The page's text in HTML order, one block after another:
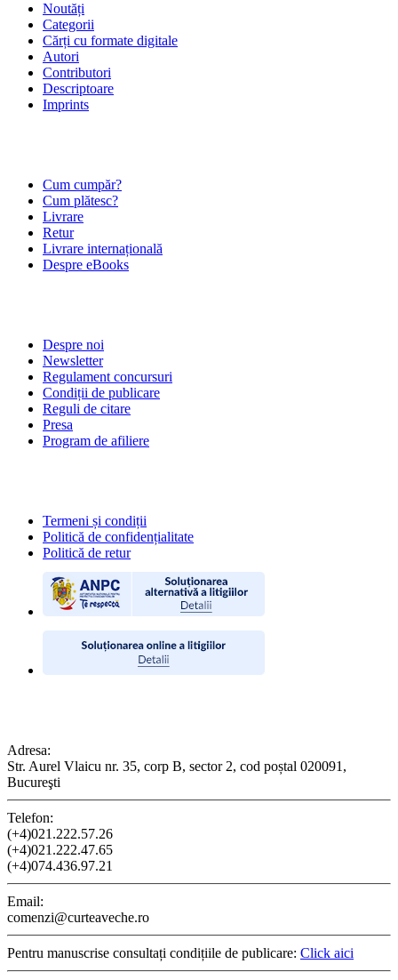
Noutăți
Categorii
Cărți cu formate digitale
Autori
Contributori
Descriptoare
Imprints
Cum cumpăr?
Cum plătesc?
Livrare
Retur
Livrare internațională
Despre eBooks
Despre noi
Newsletter
Regulament concursuri
Condiții de publicare
Reguli de citare
Presa
Program de afiliere
Termeni și condiții
Politică de confidențialitate
Politică de retur
Adresa:
Str. Aurel Vlaicu nr. 35, corp B, sector 2, cod poștal 020091,
Bucureşti
Telefon:
(+4)021.222.57.26
(+4)021.222.47.65
(+4)074.436.97.21
Email:
comenzi@curteaveche.ro
Pentru manuscrise consultați condițiile de publicare: Click aici